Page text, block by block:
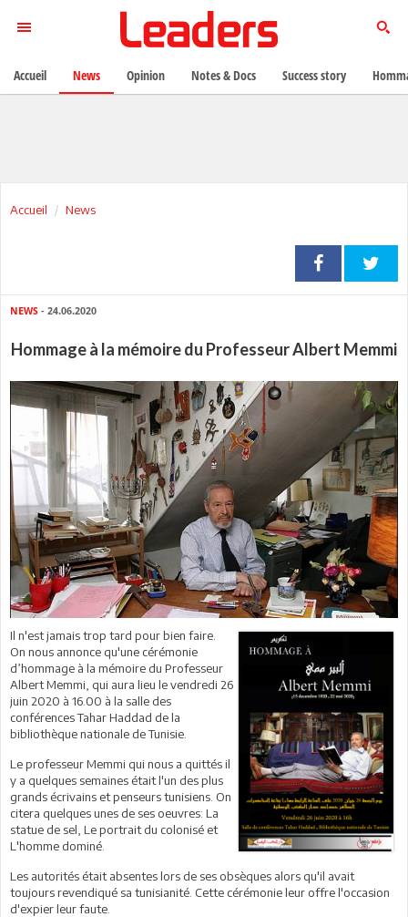
Accueil News
NEWS - 24.06.2020
Hommage à la mémoire du Professeur Albert Memmi
Il n'est jamais trop tard pour bien faire.
On nous annonce qu'une cérémonie
d’hommage à la mémoire du Professeur
Albert Memmi, qui aura lieu le vendredi 26
juin 2020 à 16.00 à la salle des
conférences Tahar Haddad de la
bibliothèque nationale de Tunisie.
Le professeur Memmi qui nous a quittés il
y a quelques semaines était l'un des plus
grands écrivains et penseurs tunisiens. On
citera quelques unes de ses oeuvres: La
statue de sel, Le portrait du colonisé et
L'homme dominé.
Les autorités était absentes lors de ses obsèques alors qu'il avait
toujours revendiqué sa tunisianité. Cette cérémonie leur offre l'occasion
d'expier leur faute.
Accueil News Opinion Notes & Docs Success story